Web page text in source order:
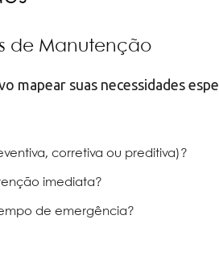
de Manutenção
mapear suas necessidades
corretiva ou preditiva)?
imediata?
de emergência?